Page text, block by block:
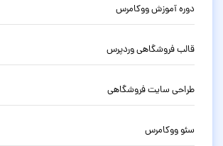
دوره آموزش ووکامرس
قالب فروشگاهی وردپرس
طراحی سایت فروشگاهی
سئو ووکامرس